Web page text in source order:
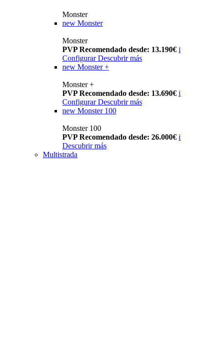
Monster
new Monster
Monster
PVP Recomendado desde: 13.190€ i
Configurar Descubrir más
new Monster +
Monster +
PVP Recomendado desde: 13.690€ i
Configurar Descubrir más
new Monster 100
Monster 100
PVP Recomendado desde: 26.000€ i
Descubrir más
Multistrada